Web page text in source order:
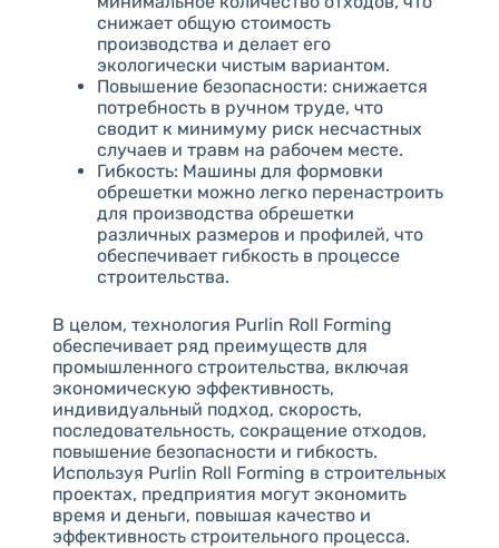
снижает общую стоимость
производства и делает его
экологически чистым вариантом.
Повышение безопасности: снижается
потребность в ручном труде, что
сводит к минимуму риск несчастных
случаев и травм на рабочем месте.
Гибкость: Машины для формовки
обрешетки можно легко перенастроить
для производства обрешетки
различных размеров и профилей, что
обеспечивает гибкость в процессе
строительства.
В целом, технология Purlin Roll Forming
обеспечивает ряд преимуществ для
промышленного строительства, включая
экономическую эффективность,
индивидуальный подход, скорость,
последовательность, сокращение отходов,
повышение безопасности и гибкость.
Используя Purlin Roll Forming в строительных
проектах, предприятия могут экономить
время и деньги, повышая качество и
эффективность строительного процесса.